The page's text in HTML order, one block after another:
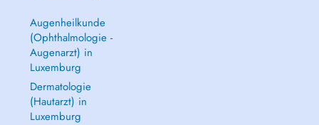
Augenheilkunde
(Ophthalmologie -
Augenarzt) in
Luxemburg
Dermatologie
(Hautarzt) in
Luxemburg